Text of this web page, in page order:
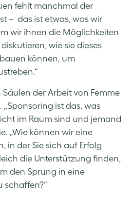
fehlt manchmal der
– das ist etwas, was wir
wir ihnen die Möglichkeiten
wie sie dieses
können, um
der Arbeit von Femme
„Sponsoring ist das, was
im Raum sind und jemand
„Wie können wir eine
in der Sie sich auf Erfolg
die Unterstützung finden,
den Sprung in eine
schaffen?“